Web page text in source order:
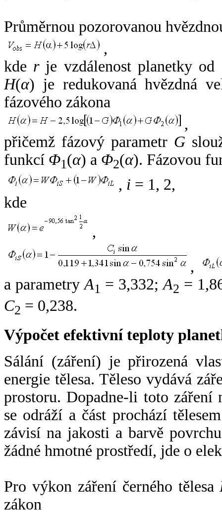
Průměrnou pozorovanou
,
kde rje vzdálenost planetky od
H(α) je redukovaná hvězdná
fázového zákona
,
přičemž fázový parametr G
funkcí Φ1(α) a Φ2(α). Fázovou
, i = 1, 2,
kde
,
,
a parametryA1 = 3,332;A2 =
C2 = 0,238.
Výpočet efektivní teploty
Sálání (záření) je přirozená
energie tělesa. Těleso vydává
prostoru. Dopadne-li toto záření
se odráží a část prochází
závisí na jakosti a barvě
žádné hmotné prostředí, jde o
Pro výkon záření černého tělesa
zákon